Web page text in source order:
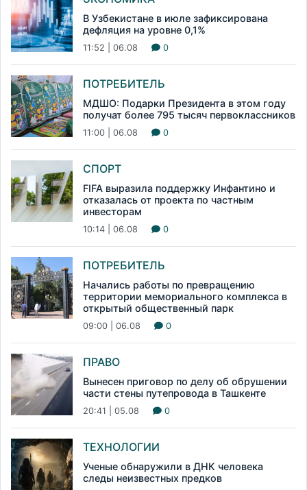
В Узбекистане в июле зафиксирована
дефляция на уровне 0,1%
11:52 | 06.08 0
ПОТРЕБИТЕЛЬ
МДШО: Подарки Президента в этом году
получат более 795 тысяч первоклассников
11:00 | 06.08 0
СПОРТ
FIFA выразила поддержку Инфантино и
отказалась от проекта по частным
инвесторам
10:14 | 06.08 0
ПОТРЕБИТЕЛЬ
Начались работы по превращению
территории мемориального комплекса в
открытый общественный парк
09:00 | 06.08 0
ПРАВО
Вынесен приговор по делу об обрушении
части стены путепровода в Ташкенте
20:41 | 05.08 0
ТЕХНОЛОГИИ
Ученые обнаружили в ДНК человека
следы неизвестных предков